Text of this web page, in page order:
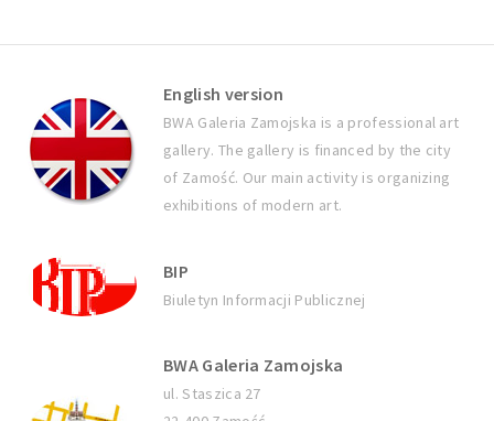
English version
BWA Galeria Zamojska is a professional art
gallery. The gallery is financed by the city
of Zamość. Our main activity is organizing
exhibitions of modern art.
BIP
Biuletyn Informacji Publicznej
BWA Galeria Zamojska
ul. Staszica 27